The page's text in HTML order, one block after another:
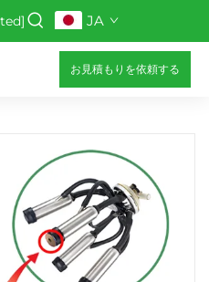
JA
お見積もりを依頼する